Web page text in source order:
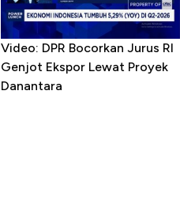
Video: DPR Bocorkan Jurus RI
Genjot Ekspor Lewat Proyek
Danantara